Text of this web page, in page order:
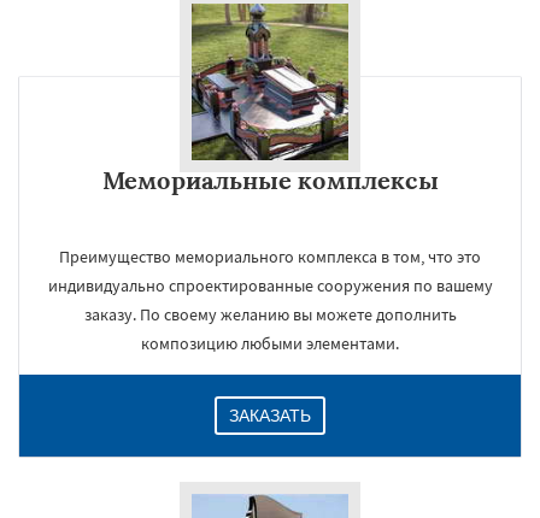
Мемориальные комплексы
Преимущество мемориального комплекса в том, что это
индивидуально спроектированные сооружения по вашему
заказу. По своему желанию вы можете дополнить
композицию любыми элементами.
ЗАКАЗАТЬ